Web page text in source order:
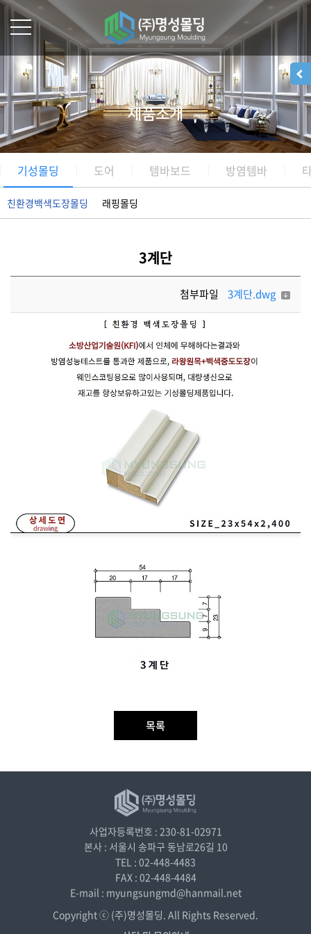
제품소개
기성몰딩 도어 템바보드 방염템바
친환경백색도장몰딩 래핑몰딩
3계단
첨부파일 3계단.dwg
목록
사업자등록번호 : 230-81-02971
본사 : 서울시 송파구 동남로26길 10
TEL : 02-448-4483
FAX : 02-448-4484
E-mail : myungsungmd@hanmail.net
Copyright ⓒ (주)명성몰딩. All Rights Reserved.